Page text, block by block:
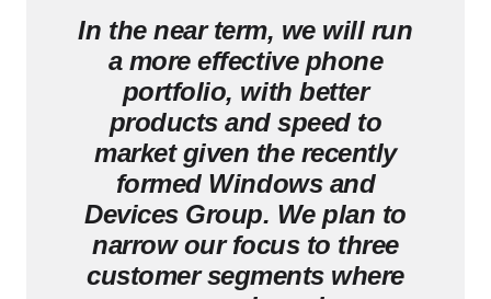
In the near term, we will run
a more effective phone
portfolio, with better
products and speed to
market given the recently
formed Windows and
Devices Group. We plan to
narrow our focus to three
customer segments where